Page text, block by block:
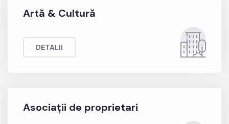
Artă & Cultură
DETALII
Asociații de proprietari